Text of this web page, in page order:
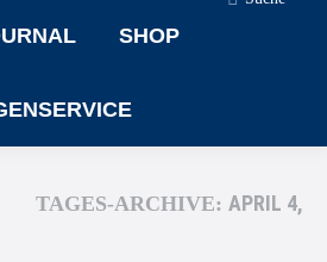
SHOP
TAGES-ARCHIVE: APRIL 4,